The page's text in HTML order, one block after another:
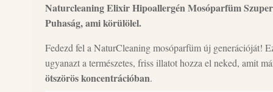
Naturcleaning Elixir Hipoallergén Mosóparfüm
Puhaság, ami körülölel.
Fedezd fel a NaturCleaning mosóparfüm új generációját!
ugyanazt a természetes, friss illatot hozza el neked, amit
ötszörös koncentrációban.